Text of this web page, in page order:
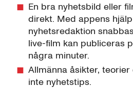
En bra nyhetsbild eller
direkt. Med appens
nyhetsredaktion
live-film kan publiceras
några minuter.
Allmänna åsikter,
inte nyhetstips.